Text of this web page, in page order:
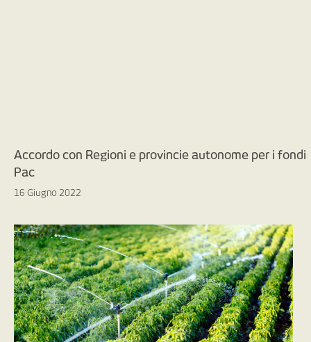
Accordo con Regioni e provincie autonome per i fondi
Pac
16 Giugno 2022